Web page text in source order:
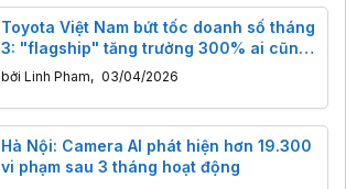
Toyota Việt Nam bứt tốc doanh số tháng
3: "flagship" tăng trưởng 300% ai cũng
đoán được
bởi Linh Pham, 03/04/2026
Hà Nội: Camera AI phát hiện hơn 19.300
vi phạm sau 3 tháng hoạt động